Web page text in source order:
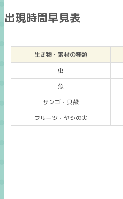
出現時間早見表
生き物・素材の種類
虫
魚
サンゴ・貝殻
フルーツ・ヤシの実